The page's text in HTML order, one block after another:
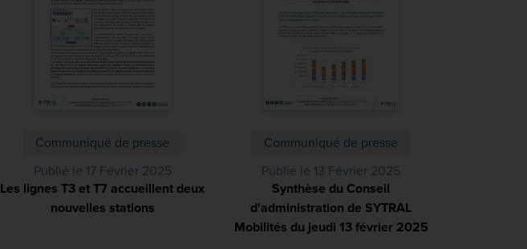
Communiqué de presse
Publié le 17 Février 2025
Les lignes T3 et T7 accueillent deux
nouvelles stations
Communiqué de presse
Publié le 13 Février 2025
Synthèse du Conseil
d'administration de SYTRAL
Mobilités du jeudi 13 février 2025